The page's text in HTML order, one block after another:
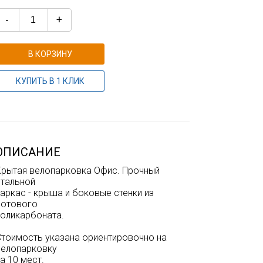
- +
В КОРЗИНУ
КУПИТЬ В 1 КЛИК
велопарковка Офис. Прочный
- крыша и боковые стенки из
указана ориентировочно на
10 мест.